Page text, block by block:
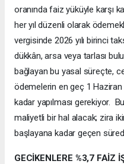
oranında faiz yüküyle karşı
her yıl düzenli olarak
vergisinde 2026 yılı birinci
dükkân, arsa veya tarlası
bağlayan bu yasal süreçte,
ödemelerin en geç 1
kadar yapılması gerekiyor.
maliyetli bir hal alacak; zira
başlayana kadar geçen
GECİKENLERE %3,7 FAİZ